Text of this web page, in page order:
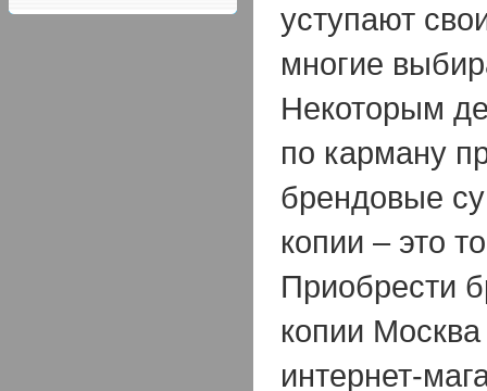
уступают
многие
Некоторым
по карману
брендовые
копии – это
Приобрести
копии
интернет-